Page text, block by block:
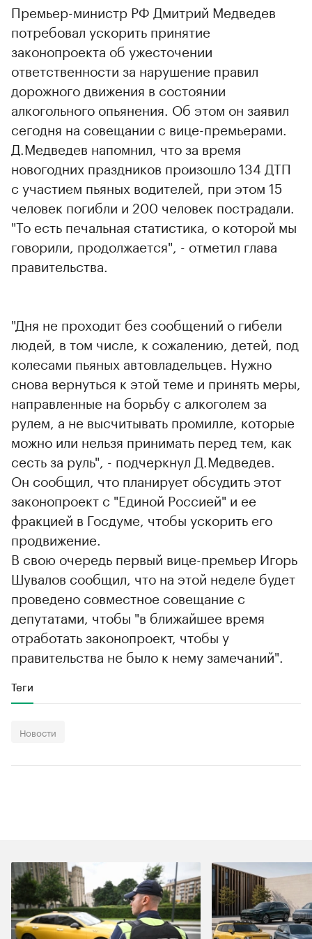
Премьер-министр РФ Дмитрий Медведев
потребовал ускорить принятие
законопроекта об ужесточении
ответственности за нарушение правил
дорожного движения в состоянии
алкогольного опьянения. Об этом он заявил
сегодня на совещании с вице-премьерами.
Д.Медведев напомнил, что за время
новогодних праздников произошло 134 ДТП
с участием пьяных водителей, при этом 15
человек погибли и 200 человек пострадали.
"То есть печальная статистика, о которой мы
говорили, продолжается", - отметил глава
правительства.
"Дня не проходит без сообщений о гибели
людей, в том числе, к сожалению, детей, под
колесами пьяных автовладельцев. Нужно
снова вернуться к этой теме и принять меры,
направленные на борьбу с алкоголем за
рулем, а не высчитывать промилле, которые
можно или нельзя принимать перед тем, как
сесть за руль", - подчеркнул Д.Медведев.
Он сообщил, что планирует обсудить этот
законопроект с "Единой Россией" и ее
фракцией в Госдуме, чтобы ускорить его
продвижение.
В свою очередь первый вице-премьер Игорь
Шувалов сообщил, что на этой неделе будет
проведено совместное совещание с
депутатами, чтобы "в ближайшее время
отработать законопроект, чтобы у
правительства не было к нему замечаний".
Теги
Новости